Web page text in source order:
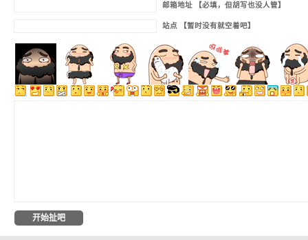
邮箱地址 【必填，但胡写也没人管】
站点 【暂时没有就空着吧】